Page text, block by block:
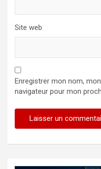
Site web
Enregistrer mon nom,
navigateur pour mon